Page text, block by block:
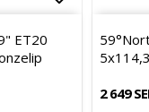
Lägg
ET20
2 649